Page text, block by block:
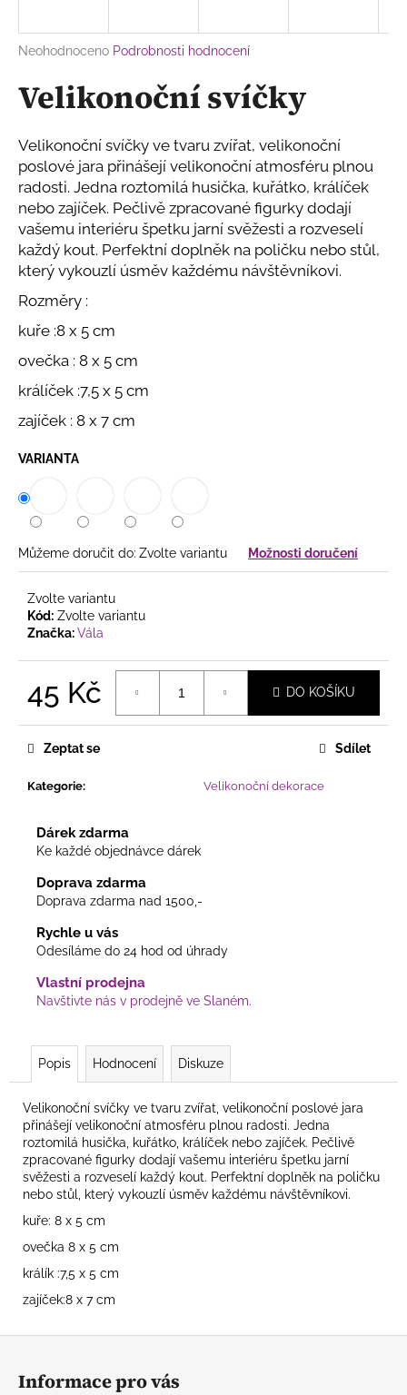
Průměrné
produktu
je
5
hvězdiček.
Neohodnoceno Podrobnosti hodnocení
Velikonoční svíčky
Velikonoční svíčky ve tvaru zvířat, velikonoční
poslové jara přinášejí velikonoční atmosféru plnou
radosti. Jedna roztomilá husička, kuřátko, králíček
nebo zajíček. Pečlivě zpracované figurky dodají
vašemu interiéru špetku jarní svěžesti a rozveselí
každý kout. Perfektní doplněk na poličku nebo stůl,
který vykouzlí úsměv každému návštěvníkovi.
Rozměry :
kuře :8 x 5 cm
ovečka : 8 x 5 cm
králíček :7,5 x 5 cm
zajíček : 8 x 7 cm
VARIANTA
Můžeme doručit do: Zvolte variantu Možnosti doručení
Zvolte variantu
Kód: Zvolte variantu
Značka:Vála
45 Kč DO KOŠÍKU
Kategorie: Velikonoční dekorace
Zeptat se Sdílet
Dárek zdarma
Ke každé objednávce dárek
Doprava zdarma
Doprava zdarma nad 1500,-
Rychle u vás
Odesíláme do 24 hod od úhrady
Vlastní prodejna
Navštivte nás v prodejně ve Slaném.
Popis Hodnocení Diskuze
Velikonoční svíčky ve tvaru zvířat , velikonoční poslové jara
přinášejí velikonoční atmosféru plnou radosti. Jedna
roztomilá husička, kuřátko, králíček nebo zajíček. Pečlivě
zpracované figurky dodají vašemu interiéru špetku jarní
svěžesti a rozveselí každý kout. Perfektní doplněk na poličku
nebo stůl, který vykouzlí úsměv každému návštěvníkovi.
kuře: 8 x 5 cm
ovečka 8 x 5 cm
králík :7,5 x 5 cm
zajíček:8 x 7 cm
j
t
?
HLEDAT
D
o
p
r
u
u
j
e
m
e
ZÁVĚSNÁ
ANDĚLKA
VE
TVARU
VÁNOČNÍHO
VARIANTY
85
Kč
Z
Informace pro vás